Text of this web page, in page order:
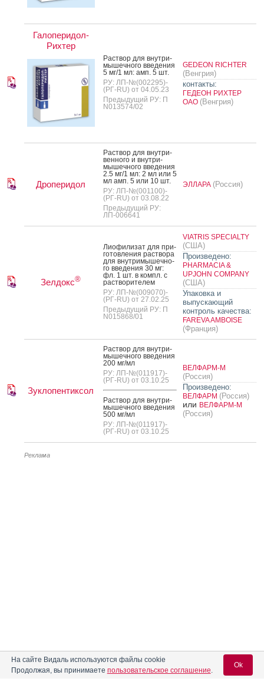
Галоперидол-
Рихтер
Рас­твор для внут­ри­
мышеч­но­го вве­дения
5 мг/1 мл: амп. 5 шт.
РУ: ЛП-№(002295)-
(РГ-RU) от 04.05.23
Предыдущий РУ: П
N013574/02
GEDEON RICHTER
(Венгрия)
контакты:
ГЕДЕОН РИХТЕР
ОАО (Венгрия)
Дроперидол
Рас­твор для внут­ри­
вен­но­го и внут­ри­
мышеч­но­го вве­дения
2.5 мг/1 мл: 2 мл или 5
мл амп. 5 или 10 шт.
РУ: ЛП-№(001100)-
(РГ-RU) от 03.08.22
Предыдущий РУ:
ЛП-006641
ЭЛЛАРА (Россия)
Зелдокс®
Ли­офи­лизат для при­
готов­ле­ния рас­тво­ра
для внут­ри­мышеч­но­
го вве­дения 30 мг:
фл. 1 шт. в компл. с
рас­тво­рите­лем
РУ: ЛП-№(009070)-
(РГ-RU) от 27.02.25
Предыдущий РУ: П
N015868/01
VIATRIS SPECIALTY
(США)
Произведено:
PHARMACIA &
UPJOHN COMPANY
(США)
Упаковка и
выпускающий
контроль качества:
FAREVA AMBOISE
(Франция)
Зуклопентиксол
Рас­твор для внут­ри­
мышеч­но­го вве­дения
200 мг/мл
РУ: ЛП-№(011917)-
(РГ-RU) от 03.10.25
Рас­твор для внут­ри­
мышеч­но­го вве­дения
500 мг/мл
РУ: ЛП-№(011917)-
(РГ-RU) от 03.10.25
ВЕЛФАРМ-М
(Россия)
Произведено:
ВЕЛФАРМ (Россия)
или ВЕЛФАРМ-М
(Россия)
Реклама
На сайте Видаль используются файлы cookie
Продолжая, вы принимаете пользовательское соглашение.
Ok